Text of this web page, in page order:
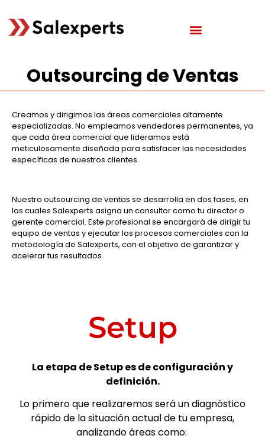
Outsourcing de Ventas
Creamos y dirigimos las áreas comerciales altamente
especializadas. No empleamos vendedores permanentes, ya
que cada área comercial que lideramos está
meticulosamente diseñada para satisfacer las necesidades
específicas de nuestros clientes.
Nuestro outsourcing de ventas se desarrolla en dos fases, en
las cuales Salexperts asigna un consultor como tu director o
gerente comercial. Este profesional se encargará de dirigir tu
equipo de ventas y ejecutar los procesos comerciales con la
metodología de Salexperts, con el objetivo de garantizar y
acelerar tus resultados
Setup
La etapa de Setup es de configuración y
definición.
Lo primero que realizaremos será un diagnóstico
rápido de la situación actual de tu empresa,
analizando áreas como: